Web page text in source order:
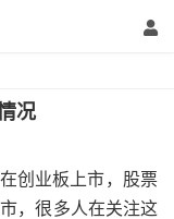
况
创业板上市，股票
，很多人在关注这